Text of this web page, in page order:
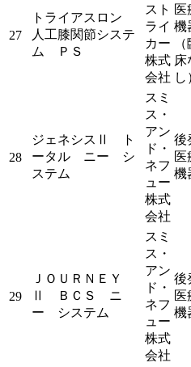
27
トライアスロン
人工膝関節システ
ム ＰＳ
スト
ライ
カー
株式
会社
医
機
床
し
28
ジェネシスⅡ ト
ータル ニー シ
ステム
スミ
ス・
アン
ド・
ネフ
ュー
株式
会社
後
医
機
29
ＪＯＵＲＮＥＹ
Ⅱ ＢＣＳ ニ
ー システム
スミ
ス・
アン
ド・
ネフ
ュー
株式
会社
後
医
機